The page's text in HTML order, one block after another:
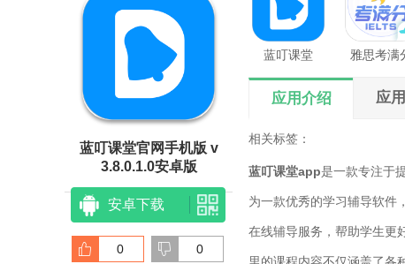
蓝叮课堂官网手机版 v
3.8.0.1.0安卓版
安卓下载
0 0
蓝叮课堂 雅思考满
应用介绍 应
相关标签：
蓝叮课堂app是一款专注于
为一款优秀的学习辅导软件
在线辅导服务，帮助学生更